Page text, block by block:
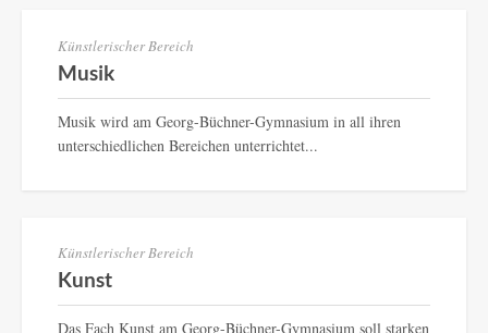
Künstlerischer Bereich
Musik
Musik wird am Georg-Büchner-Gymnasium in all ihren
unterschiedlichen Bereichen unterrichtet...
Künstlerischer Bereich
Kunst
Das Fach Kunst am Georg-Büchner-Gymnasium soll starken